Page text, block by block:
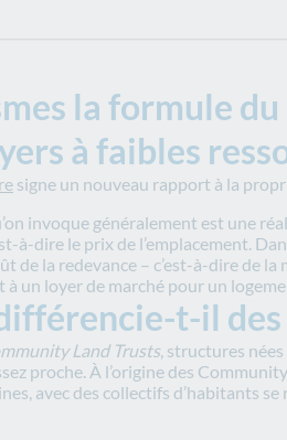
la formule
à faibles
signe un nouveau rapport à la
invoque généralement est une
à-dire le prix de l’emplacement.
de la redevance – c’est-à-dire de
un loyer de marché pour un
t-il
Land Trusts, structures
proche. À l’origine des Community
avec des collectifs d’habitants